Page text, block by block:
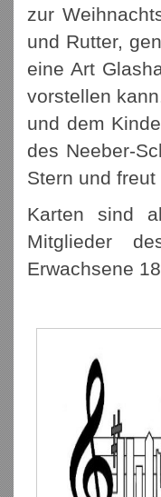
zur
und Rutter,
eine Art
vorstellen
und dem
des Neeber-
Stern und
Karten sind
Mitglieder
Erwachsene